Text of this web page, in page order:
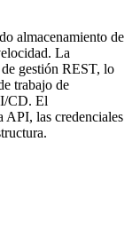
almacenamiento de
La
gestión REST, lo
trabajo de
CD. El
API, las credenciales